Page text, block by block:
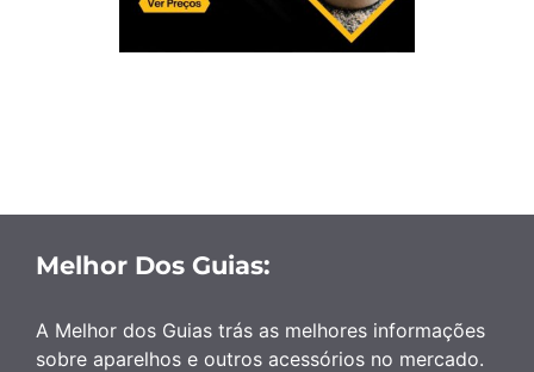
Melhor Dos Guias:
A Melhor dos Guias trás as melhores informações
sobre aparelhos e outros acessórios no mercado.